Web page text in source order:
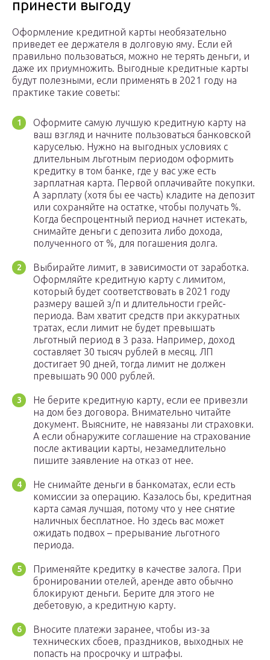
принести выгоду
Оформление кредитной карты необязательно
приведет ее держателя в долговую яму. Если ей
правильно пользоваться, можно не терять деньги, и
даже их приумножить. Выгодные кредитные карты
будут полезными, если применять в 2021 году на
практике такие советы:
Оформите самую лучшую кредитную карту на
ваш взгляд и начните пользоваться банковской
каруселью. Нужно на выгодных условиях с
длительным льготным периодом оформить
кредитку в том банке, где у вас уже есть
зарплатная карта. Первой оплачивайте покупки.
А зарплату (хотя бы ее часть) кладите на депозит
или сохраняйте на остатке, чтобы получать %.
Когда беспроцентный период начнет истекать,
снимайте деньги с депозита либо дохода,
полученного от %, для погашения долга.
Выбирайте лимит, в зависимости от заработка.
Оформляйте кредитную карту с лимитом,
который будет соответствовать в 2021 году
размеру вашей з/п и длительности грейс-
периода. Вам хватит средств при аккуратных
тратах, если лимит не будет превышать
льготный период в 3 раза. Например, доход
составляет 30 тысяч рублей в месяц. ЛП
достигает 90 дней, тогда лимит не должен
превышать 90 000 рублей.
Не берите кредитную карту, если ее привезли
на дом без договора. Внимательно читайте
документ. Выясните, не навязаны ли страховки.
А если обнаружите соглашение на страхование
после активации карты, незамедлительно
пишите заявление на отказ от нее.
Не снимайте деньги в банкоматах, если есть
комиссии за операцию. Казалось бы, кредитная
карта самая лучшая, потому что у нее снятие
наличных бесплатное. Но здесь вас может
ожидать подвох – прерывание льготного
периода.
Применяйте кредитку в качестве залога. При
бронировании отелей, аренде авто обычно
блокируют деньги. Берите для этого не
дебетовую, а кредитную карту.
Вносите платежи заранее, чтобы из-за
технических сбоев, праздников, выходных не
попасть на просрочку и штрафы.